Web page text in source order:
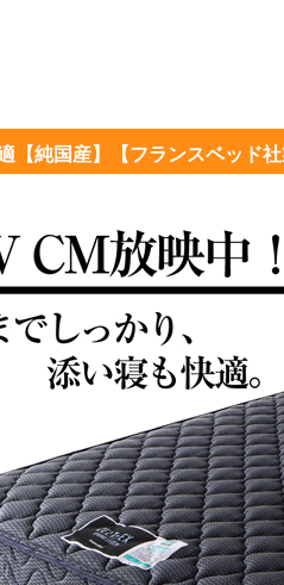
【純国産】【フランスベッド